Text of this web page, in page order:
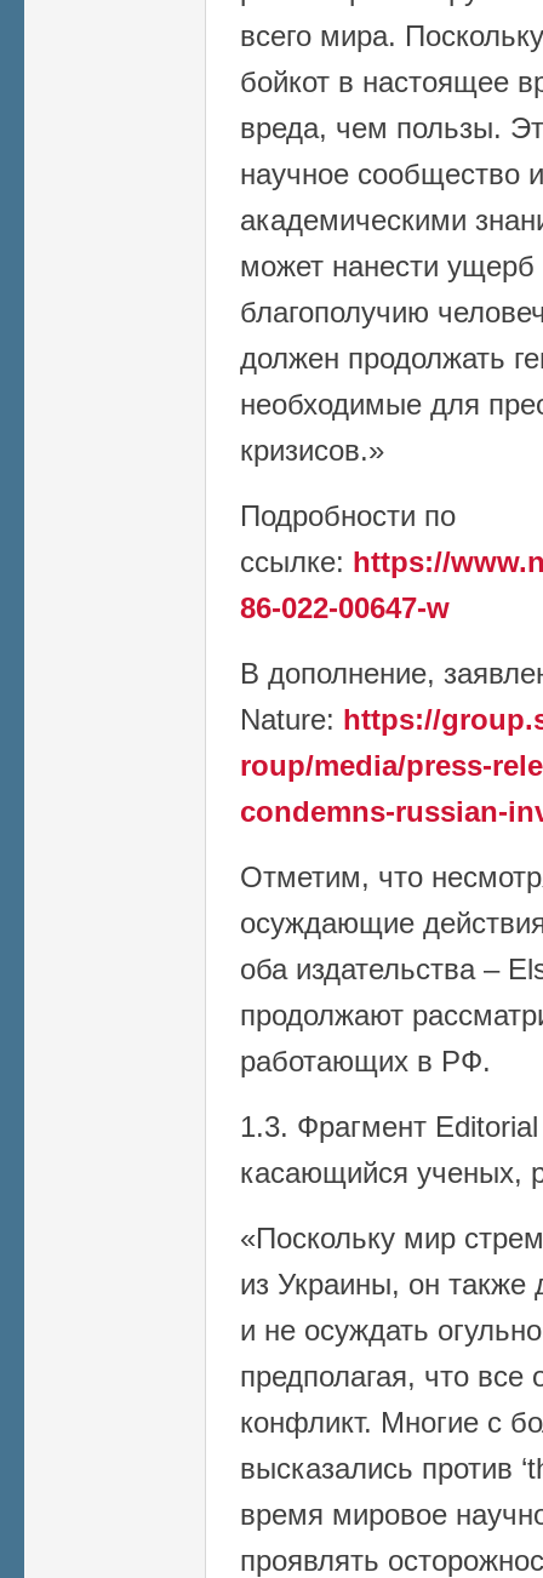
всего мира.
бойкот в настоящее
вреда, чем пользы.
научное сообщество
академическими
может нанести
благополучию
должен продолжать
необходимые для
кризисов.»
Подробности по
ссылке: https://
86-022-00647-w
В дополнение,
Nature: https://
roup/media/press-
condemns-russian-
Отметим, что
осуждающие
оба издательства –
продолжают
работающих в РФ.
1.3. Фрагмент
касающийся ученых,
«Поскольку мир
из Украины, он также
и не осуждать
предполагая, что все
конфликт. Многие с
высказались против
время мировое
проявлять